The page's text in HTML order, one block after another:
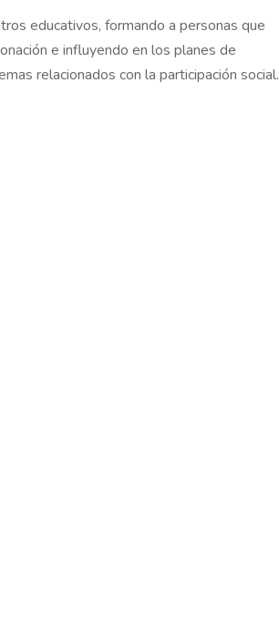
educativos, formando a personas que
e influyendo en los planes de
relacionados con la participación social.